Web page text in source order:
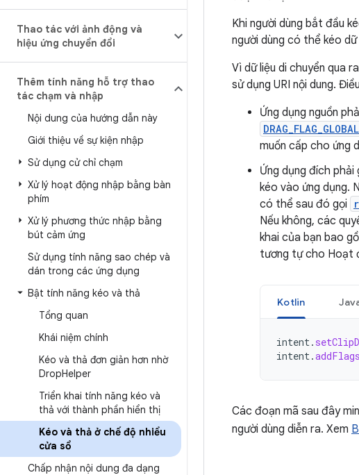
Thao tác với ảnh động và
hiệu ứng chuyển đổi
Thêm tính năng hỗ trợ thao
tác chạm và nhập
Nội dung của hướng dẫn này
Giới thiệu về sự kiện nhập
Sử dụng cử chỉ chạm
Xử lý hoạt động nhập bằng bàn
phím
Xử lý phương thức nhập bằng
bút cảm ứng
Sử dụng tính năng sao chép và
dán trong các ứng dụng
Bật tính năng kéo và thả
Tổng quan
Khái niệm chính
Kéo và thả đơn giản hơn nhờ
DropHelper
Triển khai tính năng kéo và
thả với thành phần hiển thị
Kéo và thả ở chế độ nhiều
cửa sổ
Chấp nhận nội dung đa dạng
Khi người dùng bắt đầu
người dùng có thể kéo
Vì dữ liệu di chuyển qua
sử dụng URI nội dung.
Ứng dụng nguồn
muốn cấp cho ứng
Ứng dụng đích phải
kéo vào ứng dụng.
có thể sau đó gọi
Nếu không, các
khai của bạn bao
tương tự cho Hoạt
Kotlin
intent.
intent.addFlags
Các đoạn mã sau đây
người dùng diễn ra. Xem